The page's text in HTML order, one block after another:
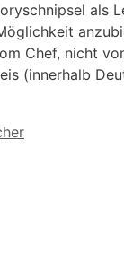
Chef, nicht
(innerhalb